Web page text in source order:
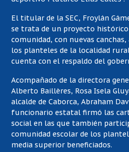
El titular de la SEC, Froylán
se trata de un proyecto
comunidad, con nuevas
los planteles de la localidad rural
cuenta con el respaldo del
Acompañado de la directora
Alberto Baillères, Rosa Isela
alcalde de Caborca, Abraham
funcionario estatal firmó las
social en las que también
comunidad escolar de los
media superior beneficiados.